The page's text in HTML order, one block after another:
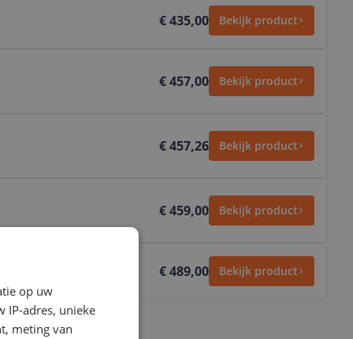
€ 435,00 Bekijk product
€ 457,00 Bekijk product
€ 457,26 Bekijk product
€ 459,00 Bekijk product
€ 489,00 Bekijk product
op uw
IP-adres, unieke
meting van